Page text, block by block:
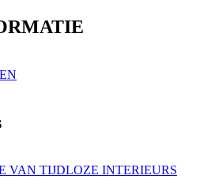
VAN TIJDLOZE INTERIEURS